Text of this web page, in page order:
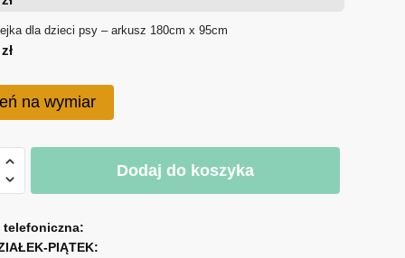
100 zł
200 zł
dla dzieci psy – arkusz 180cm x 95cm
zł
na wymiar
Dodaj do koszyka
PIĄTEK: